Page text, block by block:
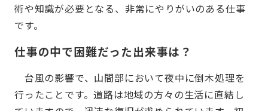
術や知識が必要となる、非常にやりがいのある仕事
です。
仕事の中で困難だった出来事は？
台風の影響で、山間部において夜中に倒木処理を
行ったことです。道路は地域の方々の生活に直結し